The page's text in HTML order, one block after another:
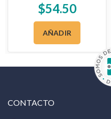
$54.50
AÑADIR
CONTACTO